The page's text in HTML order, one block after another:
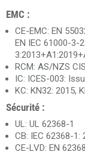
EMC :
CE-EMC: EN
EN IEC 61000-3-
RCM: AS/NZS
IC: ICES-003:
KC: KN32: 2015,
Sécurité :
UL: UL 62368-1
CB: IEC 62368-1:
CE-LVD: EN